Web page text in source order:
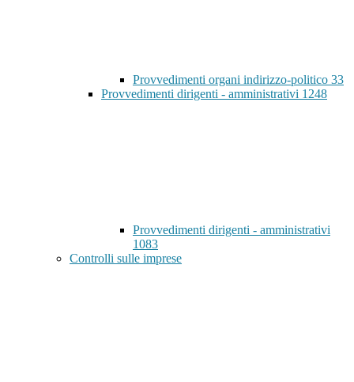
Provvedimenti organi indirizzo-politico 33
Provvedimenti dirigenti - amministrativi 1248
Provvedimenti dirigenti - amministrativi
1083
Controlli sulle imprese